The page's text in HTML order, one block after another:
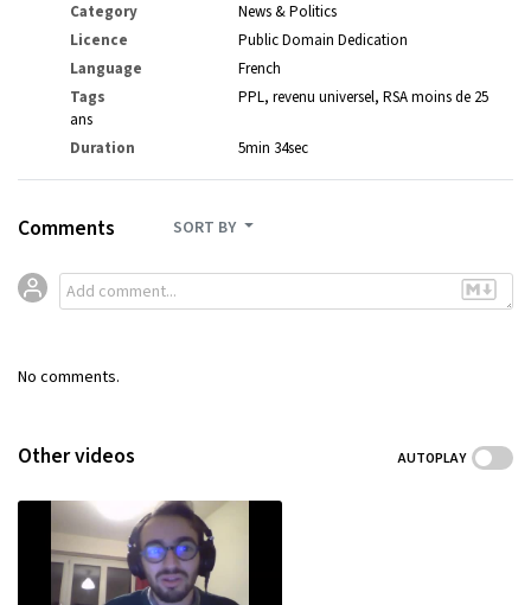
Category
News & Politics
Licence
Public Domain Dedication
Language
French
Tags
PPL revenu universel RSA moins de 25
ans
Duration
5min 34sec
Comments SORT BY
No comments.
Other videos AUTOPLAY